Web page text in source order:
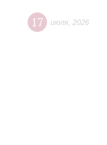
17 июля 2026